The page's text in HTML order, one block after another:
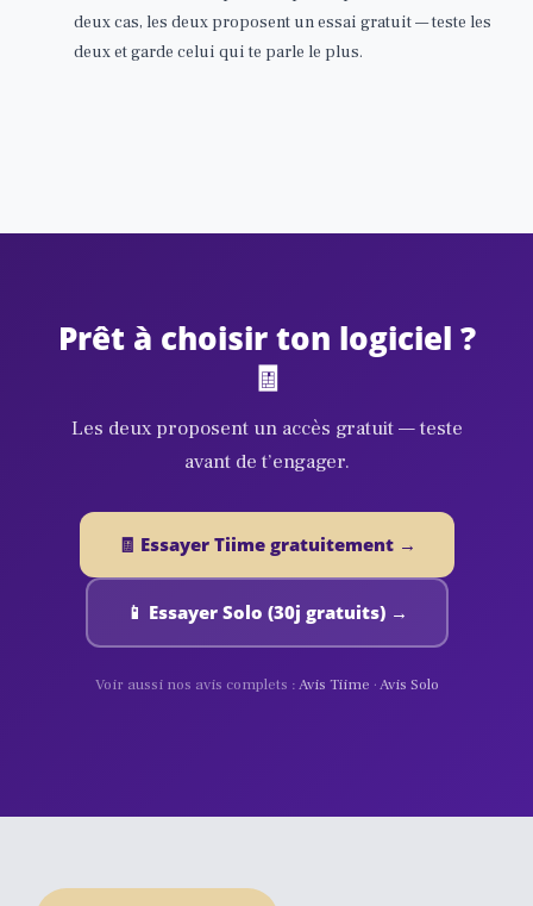
deux cas, les deux proposent un essai gratuit — teste les
deux et garde celui qui te parle le plus.
Prêt à choisir ton logiciel ?
🧾
Les deux proposent un accès gratuit — teste
avant de t’engager.
🧾 Essayer Tiime gratuitement →
📱 Essayer Solo (30j gratuits) →
Voir aussi nos avis complets :Avis Tiime ·Avis Solo